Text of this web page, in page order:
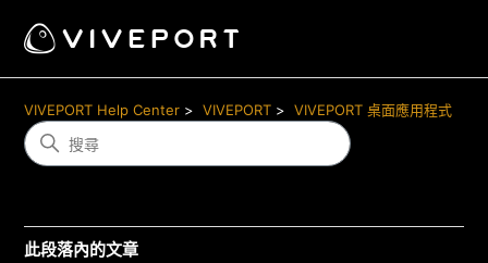
VIVEPORT Help Center VIVEPORT VIVEPORT 桌面應用程式
此段落內的文章